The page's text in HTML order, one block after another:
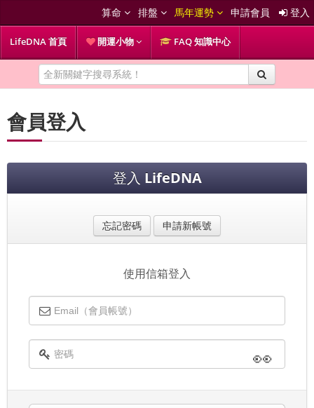
算命 排盤 馬年運勢 申請會員 登入
LifeDNA 首頁 開運小物 FAQ 知識中心
會員登入
登入 LifeDNA
忘記密碼 申請新帳號
使用信箱登入
👀